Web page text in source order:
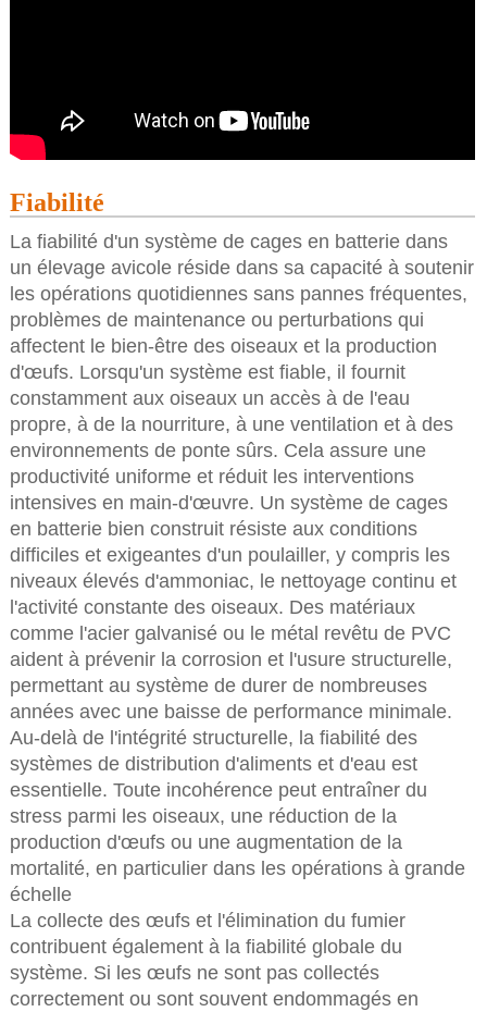
Fiabilité
La fiabilité d'un système de cages en batterie dans
un élevage avicole réside dans sa capacité à soutenir
les opérations quotidiennes sans pannes fréquentes,
problèmes de maintenance ou perturbations qui
affectent le bien-être des oiseaux et la production
d'œufs. Lorsqu'un système est fiable, il fournit
constamment aux oiseaux un accès à de l'eau
propre, à de la nourriture, à une ventilation et à des
environnements de ponte sûrs. Cela assure une
productivité uniforme et réduit les interventions
intensives en main-d'œuvre. Un système de cages
en batterie bien construit résiste aux conditions
difficiles et exigeantes d'un poulailler, y compris les
niveaux élevés d'ammoniac, le nettoyage continu et
l'activité constante des oiseaux. Des matériaux
comme l'acier galvanisé ou le métal revêtu de PVC
aident à prévenir la corrosion et l'usure structurelle,
permettant au système de durer de nombreuses
années avec une baisse de performance minimale.
Au-delà de l'intégrité structurelle, la fiabilité des
systèmes de distribution d'aliments et d'eau est
essentielle. Toute incohérence peut entraîner du
stress parmi les oiseaux, une réduction de la
production d'œufs ou une augmentation de la
mortalité, en particulier dans les opérations à grande
échelle
La collecte des œufs et l'élimination du fumier
contribuent également à la fiabilité globale du
système. Si les œufs ne sont pas collectés
correctement ou sont souvent endommagés en